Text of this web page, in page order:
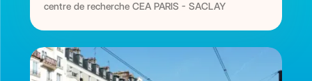
centre de recherche CEA PARIS - SACLAY